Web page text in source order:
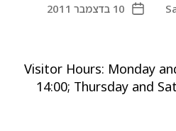
תאריך
10 בדצמבר 2011
Visitor Hours: Monday
14:00; Thursday and